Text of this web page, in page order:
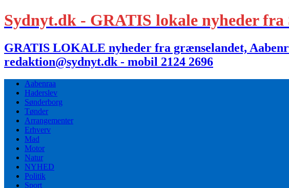
Sydnyt.dk - GRATIS lokale nyheder
GRATIS LOKALE nyheder fra grænselandet,
redaktion@sydnyt.dk - mobil 2124 2696
Aabenraa
Haderslev
Sønderborg
Tønder
Arrangementer
Erhverv
Mad
Motor
Natur
NYHED
Politik
Sport